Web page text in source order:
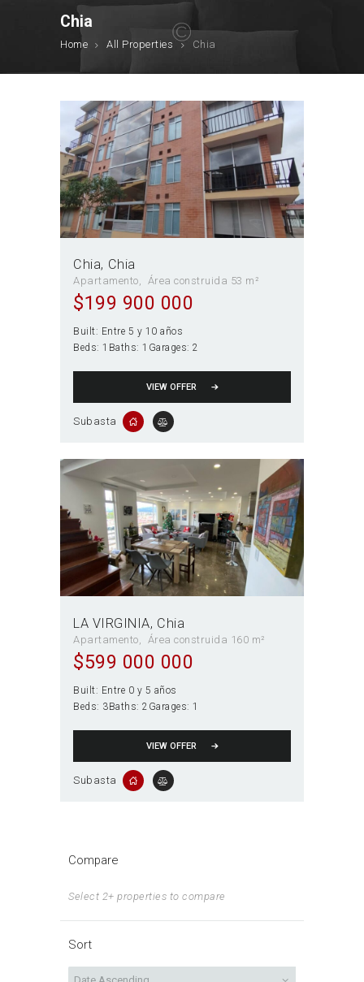
Chia
Home All Properties Chia
Chia Chia
Apartamento Área construida 53 m²
$199 900 000
Built: Entre 5 y 10 años
Beds: 1 Baths: 1 Garages: 2
VIEW OFFER
Subasta
LA VIRGINIA Chia
Apartamento Área construida 160 m²
$599 000 000
Built: Entre 0 y 5 años
Beds: 3Baths: 2 Garages: 1
VIEW OFFER
Subasta
Compare
Select 2+ properties to compare
Sort